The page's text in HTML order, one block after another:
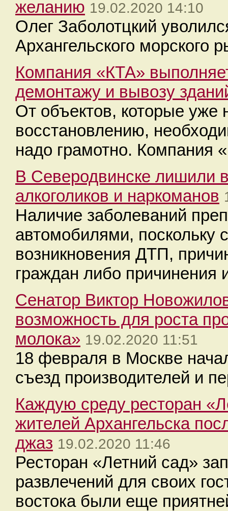
желанию 19.02.2020 14:10
Олег Заболотцкий
Архангельского морского
Компания «КТА»
демонтажу и вывозу
От объектов, которые уже
восстановлению,
надо грамотно. Компания
В Северодвинске лишили
алкоголиков и наркоманов
Наличие заболеваний
автомобилями, поскольку
возникновения ДТП,
граждан либо
Сенатор Виктор
возможность для роста
молока» 19.02.2020 11:51
18 февраля в Москве
съезд производителей и
Каждую среду ресторан
жителей Архангельска
джаз 19.02.2020 11:46
Ресторан «Летний сад»
развлечений для своих
востока были еще